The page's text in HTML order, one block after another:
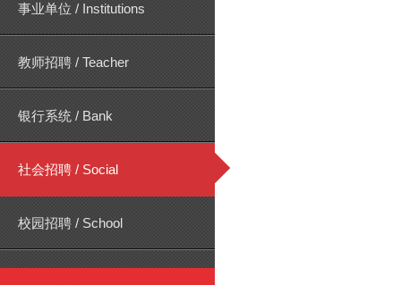
事业单位 / Institutions
教师招聘 / Teacher
银行系统 / Bank
社会招聘 / Social
校园招聘 / School